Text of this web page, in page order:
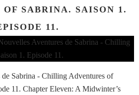
OF SABRINA. SAISON 1.
11.
Sabrina - Chilling Adventures of
11. Chapter Eleven: A Midwinter’s